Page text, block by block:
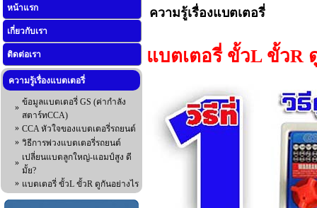
หน้าแรก
เกี่ยวกับเรา
ติดต่อเรา
ความรู้เรื่องแบตเตอรี่
»
ข้อมูลแบตเตอรี่ GS (ค่ากำลัง
สตาร์ทCCA)
» CCA หัวใจของแบตเตอรี่รถยนต์
» วิธีการพ่วงแบตเตอรี่รถยนต์
»
เปลี่ยนแบตลูกใหญ่-แอมป์สูง ดี
มั้ย?
» แบตเตอรี่ ขั้วL ขั้วR ดูกันอย่างไร
ความรู้เรื่องแบตเตอรี่
แบตเตอรี่ ขั้วL ขั้วR